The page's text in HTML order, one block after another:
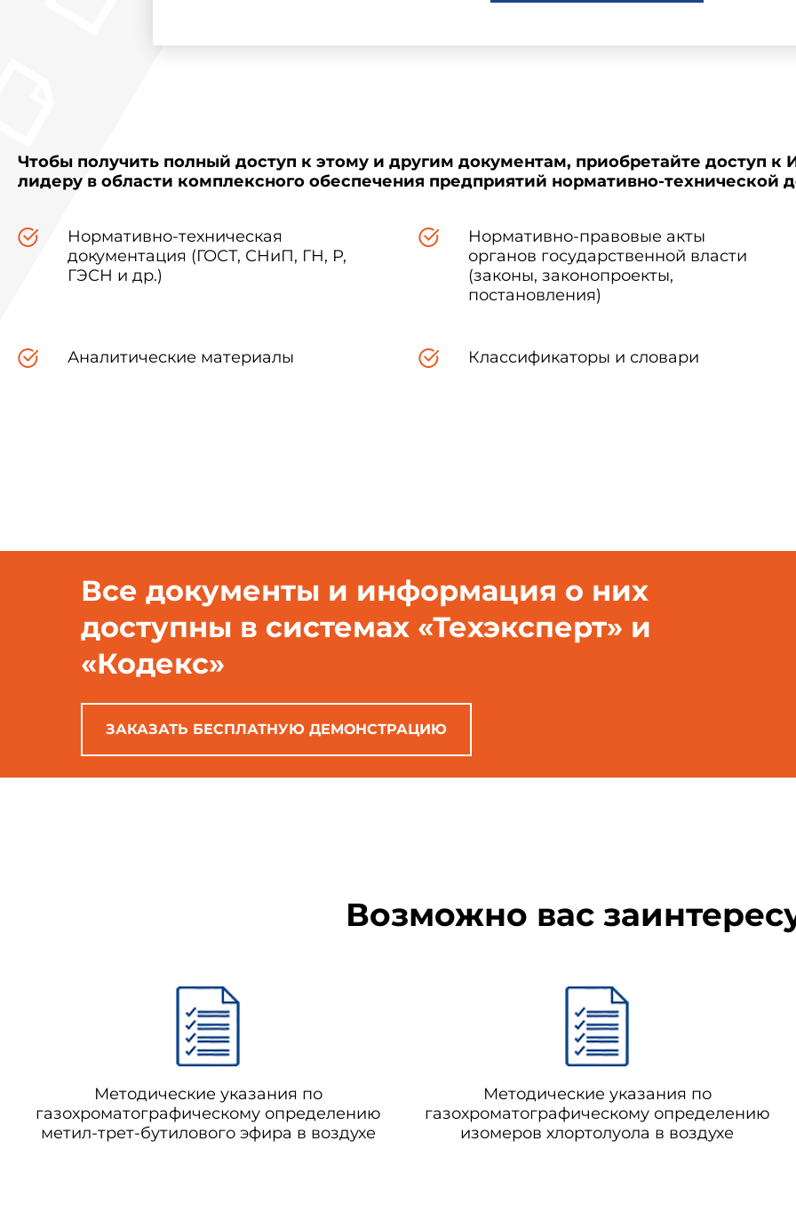
Чтобы получить полный доступ к этому и другим документам, приобретайте доступ к
лидеру в области комплексного обеспечения предприятий нормативно-технической
Нормативно-техническая
документация (ГОСТ, СНиП, ГН, Р,
ГЭСН и др.)
Нормативно-правовые акты
органов государственной власти
(законы, законопроекты,
постановления)
Аналитические материалы Классификаторы и словари
Все документы и информация о них
доступны в системах «Техэксперт» и
«Кодекс»
ЗАКАЗАТЬ БЕСПЛАТНУЮ ДЕМОНСТРАЦИЮ
Возможно вас
Методические указания по
газохроматографическому определению
метил-трет-бутилового эфира в воздухе
Методические указания по
газохроматографическому определению
изомеров хлортолуола в воздухе